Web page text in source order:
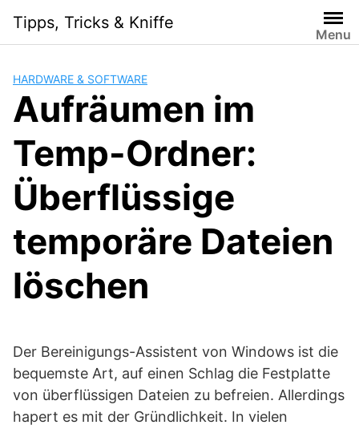
content
Tipps, Tricks & Kniffe
Menu
HARDWARE & SOFTWARE
Aufräumen im
Temp-Ordner:
Überflüssige
temporäre Dateien
löschen
Der Bereinigungs-Assistent von Windows ist die
bequemste Art, auf einen Schlag die Festplatte
von überflüssigen Dateien zu befreien. Allerdings
hapert es mit der Gründlichkeit. In vielen